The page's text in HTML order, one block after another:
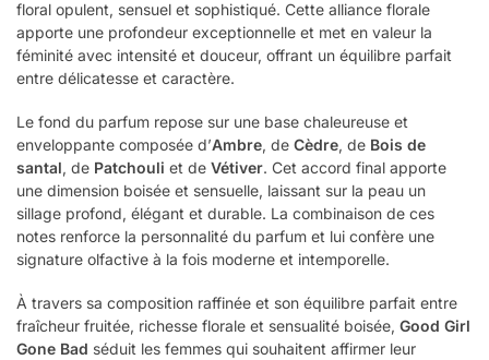
floral opulent, sensuel et sophistiqué. Cette alliance florale
apporte une profondeur exceptionnelle et met en valeur la
féminité avec intensité et douceur, offrant un équilibre parfait
entre délicatesse et caractère.
Le fond du parfum repose sur une base chaleureuse et
enveloppante composée d’Ambre, de Cèdre, de Bois de
santal, de Patchouli et de Vétiver. Cet accord final apporte
une dimension boisée et sensuelle, laissant sur la peau un
sillage profond, élégant et durable. La combinaison de ces
notes renforce la personnalité du parfum et lui confère une
signature olfactive à la fois moderne et intemporelle.
À travers sa composition raffinée et son équilibre parfait entre
fraîcheur fruitée, richesse florale et sensualité boisée, Good Girl
Gone Bad séduit les femmes qui souhaitent affirmer leur